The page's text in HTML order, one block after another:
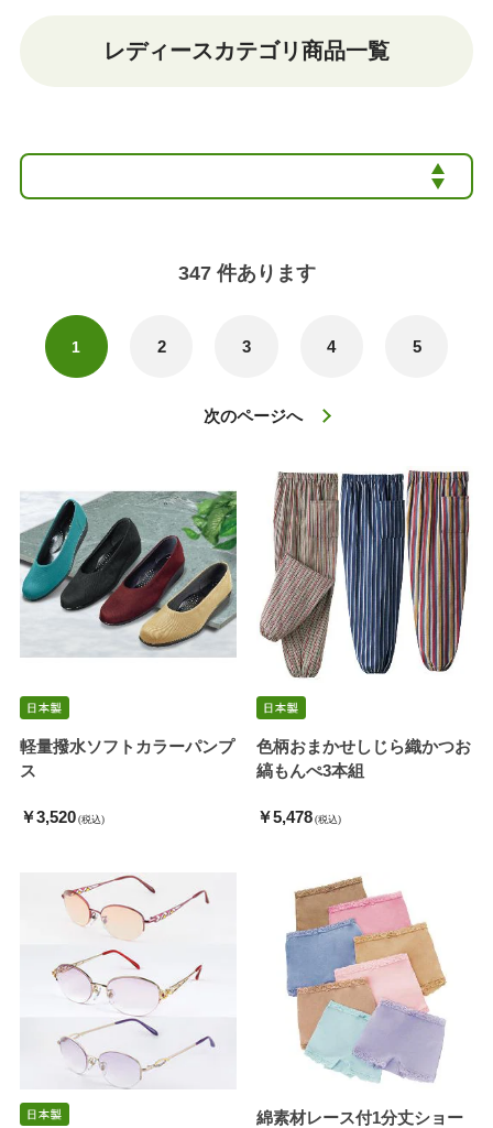
レディースカテゴリ商品一覧
347 件あります
1 2 3 4 5
次のページへ
軽量撥水ソフトカラーパンプ
ス
￥3,520 (税込)
色柄おまかせしじら織かつお
縞もんぺ3本組
￥5,478 (税込)
綿素材レース付1分丈ショー